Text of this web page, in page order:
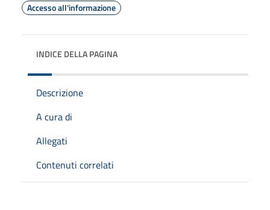
Accesso all'informazione
INDICE DELLA PAGINA
Descrizione
A cura di
Allegati
Contenuti correlati